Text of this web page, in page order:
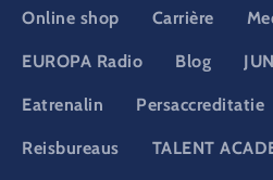
Online shop Carrière
EUROPA Radio Blog
Eatrenalin Persaccreditatie
Reisbureaus TALENT